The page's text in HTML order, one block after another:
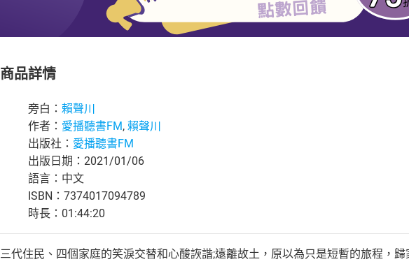
商品詳情
旁白： 賴聲川
作者： 愛播聽書FM, 賴聲川
出版社： 愛播聽書FM
出版日期：2021/01/06
語言：中文
ISBN：7374017094789
時長：01:44:20
三代住民、四個家庭的笑淚交替和心酸詼諧;遠離故土，原以為只是短暫的旅程，